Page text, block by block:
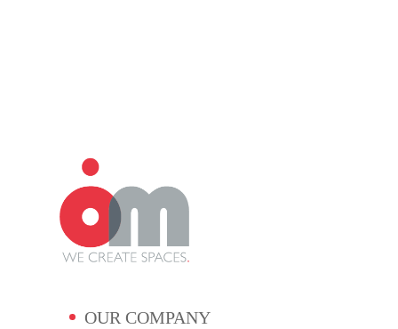
OUR COMPANY